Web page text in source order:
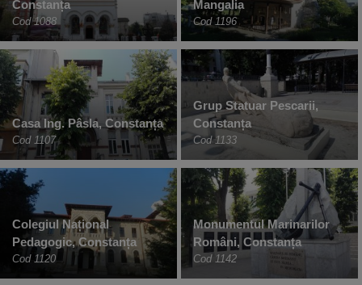
Constanța
Cod 1088
Mangalia
Cod 1196
Casa Ing. Pâsla, Constanța
Cod 1107
Grup Statuar Pescarii,
Constanța
Cod 1133
Colegiul Național
Pedagogic, Constanța
Cod 1120
Monumentul Marinarilor
Români, Constanța
Cod 1142